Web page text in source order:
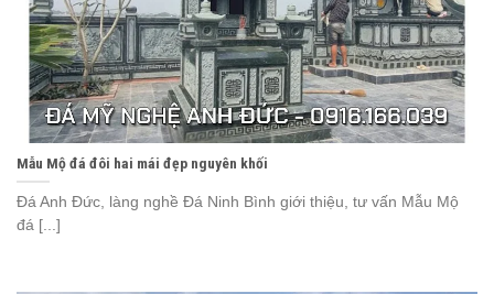
Mẫu Mộ đá đôi hai mái đẹp nguyên khối
Đá Anh Đức, làng nghề Đá Ninh Bình giới thiệu, tư vấn Mẫu Mộ
đá [...]